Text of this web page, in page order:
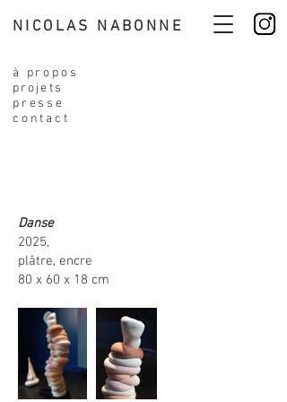
NICOLAS NABONNE
à propos
projets
presse
contact
Danse
2025,
plâtre, encre
80 x 60 x 18 cm